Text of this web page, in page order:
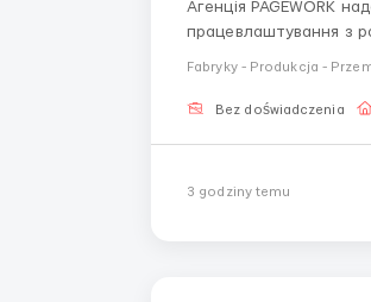
Агенція PAGEWORK
працевлаштування з
Fabryky - Produkcja -
Bez doświadczenia
3 godziny temu